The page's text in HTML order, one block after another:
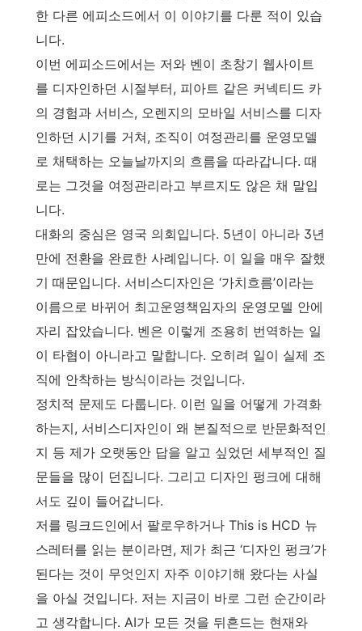
한 다른 에피소드에서 이 이야기를 다룬 적이 있습
니다.
이번 에피소드에서는 저와 벤이 초창기 웹사이트
를 디자인하던 시절부터, 피아트 같은 커넥티드 카
의 경험과 서비스, 오렌지의 모바일 서비스를 디자
인하던 시기를 거쳐, 조직이 여정관리를 운영모델
로 채택하는 오늘날까지의 흐름을 따라갑니다. 때
로는 그것을 여정관리라고 부르지도 않은 채 말입
니다.
대화의 중심은 영국 의회입니다. 5년이 아니라 3년
만에 전환을 완료한 사례입니다. 이 일을 매우 잘했
기 때문입니다. 서비스디자인은 ‘가치흐름’이라는
이름으로 바뀌어 최고운영책임자의 운영모델 안에
자리 잡았습니다. 벤은 이렇게 조용히 번역하는 일
이 타협이 아니라고 말합니다. 오히려 일이 실제 조
직에 안착하는 방식이라는 것입니다.
정치적 문제도 다룹니다. 이런 일을 어떻게 가격화
하는지, 서비스디자인이 왜 본질적으로 반문화적인
지 등 제가 오랫동안 답을 알고 싶었던 세부적인 질
문들을 많이 던집니다. 그리고 디자인 펑크에 대해
서도 깊이 들어갑니다.
저를 링크드인에서 팔로우하거나 This is HCD 뉴
스레터를 읽는 분이라면, 제가 최근 ‘디자인 펑크’가
된다는 것이 무엇인지 자주 이야기해 왔다는 사실
을 아실 것입니다. 저는 지금이 바로 그런 순간이라
고 생각합니다. AI가 모든 것을 뒤흔드는 현재와